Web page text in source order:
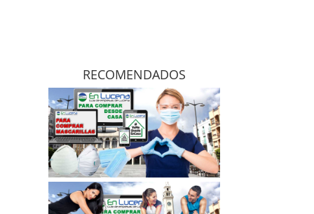
RECOMENDADOS